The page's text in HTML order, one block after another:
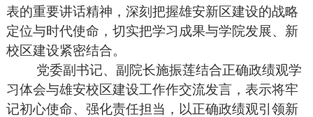
表的重要讲话精神，深刻把握雄安新区建设的战略
定位与时代使命，切实把学习成果与学院发展、新
校区建设紧密结合。
党委副书记、副院长施振莲结合正确政绩观学
习体会与雄安校区建设工作作交流发言，表示将牢
记初心使命、强化责任担当，以正确政绩观引领新